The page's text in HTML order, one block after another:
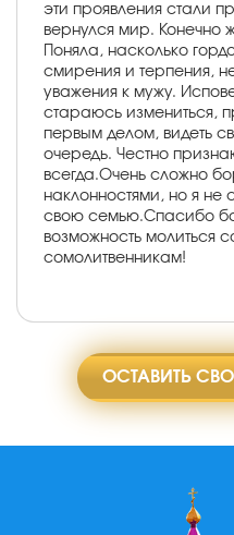
эти проявления стали
вернулся мир. Конечно
Поняла, насколько
смирения и терпения,
уважения к мужу.
стараюсь измениться,
первым делом, видеть
очередь. Честно
всегда.Очень сложно
наклонностями, но я не
свою семью.Спасибо
возможность молиться
сомолитвенникам!
ОСТАВИТЬ